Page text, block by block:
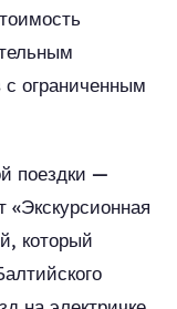
ограниченным
поездки —
который